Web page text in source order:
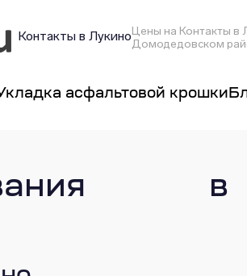
Контакты в ЛукиноЦены на Контакты в
Домодедовском
асфальтовой крошки
в